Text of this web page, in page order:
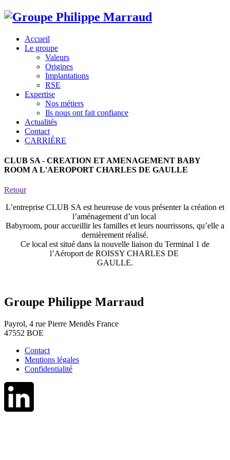
Accueil
Le groupe
Valeurs
Origines
Implantations
RSE
Expertise
Nos métiers
Ils nous ont fait confiance
Actualités
Contact
CARRIÈRE
CLUB SA - CREATION ET AMENAGEMENT BABY
ROOM A L'AEROPORT CHARLES DE GAULLE
Retour
L’entreprise CLUB SA est heureuse de vous présenter la création et
l’aménagement d’un local
Babyroom, pour accueillir les familles et leurs nourrissons, qu’elle a
dernièrement réalisé.
Ce local est situé dans la nouvelle liaison du Terminal 1 de
l’Aéroport de ROISSY CHARLES DE
GAULLE.
Groupe Philippe Marraud
Payrol, 4 rue Pierre Mendès France
47552 BOE
Contact
Mentions légales
Confidentialité